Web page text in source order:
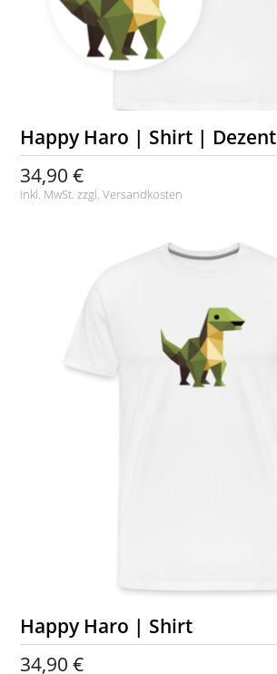
Happy Haro | Shirt | Dezent
34,90 €
inkl. MwSt. zzgl.Versandkosten
Happy Haro | Shirt
34,90 €